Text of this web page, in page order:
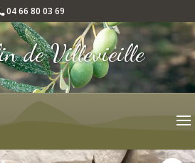
04 66 80 03 69
de Villevieille